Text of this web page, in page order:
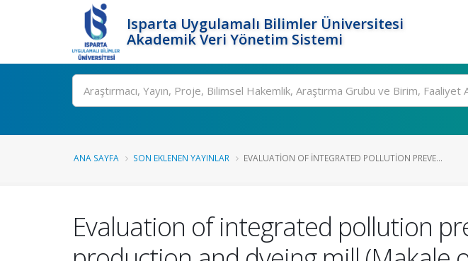
Isparta Uygulamalı Bilimler Üniversitesi
Akademik Veri Yönetim Sistemi
Ara
ANA SAYFA SON EKLENEN YAYINLAR EVALUATION OF INTEGRATED POLLUTION PREVE...
Evaluation of integrated pollution